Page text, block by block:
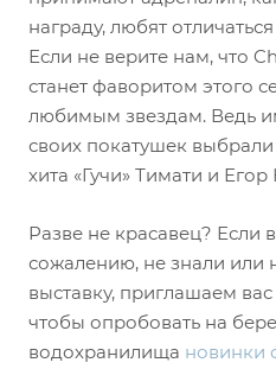
награду, любят
Если не верите нам, что
станет фаворитом этого
любимым звездам. Ведь
своих покатушек
хита «Гучи» Тимати и
Разве не красавец? Если
сожалению, не знали или
выставку, приглашаем
чтобы опробовать на
водохранилища новинки